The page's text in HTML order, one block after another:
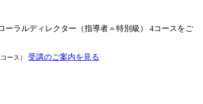
ーラルディレクター（指導者＝特別級）
4コースをご
ース） 受講のご案内を見る